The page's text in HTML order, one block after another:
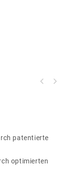
patentierte
optimierten